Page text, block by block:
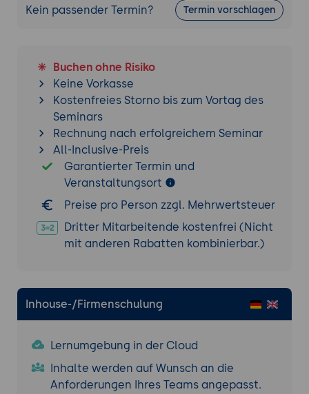
Kein passender Termin? Termin vorschlagen
Buchen ohne Risiko
Keine Vorkasse
Kostenfreies Storno bis zum Vortag des
Seminars
Rechnung nach erfolgreichem Seminar
All-Inclusive-Preis
Garantierter Termin und
Veranstaltungsort
Preise pro Person zzgl. Mehrwertsteuer
Dritter Mitarbeitende kostenfrei (Nicht
mit anderen Rabatten kombinierbar.)
Inhouse-/Firmenschulung
Lernumgebung in der Cloud
Inhalte werden auf Wunsch an die
Anforderungen Ihres Teams angepasst.